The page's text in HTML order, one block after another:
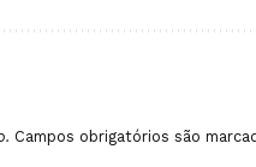
Campos obrigatórios são